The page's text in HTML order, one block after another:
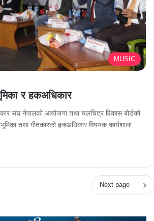
MUSIC
र हकअधिकार
संघ नेपालको आयोजना तथा चलचित्र विकास बोर्डको
भूमिका तथा गीतकारको हकअधिकार विषयक कार्यशाला…
Next page